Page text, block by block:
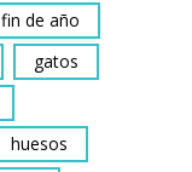
fin de año
gatos
huesos